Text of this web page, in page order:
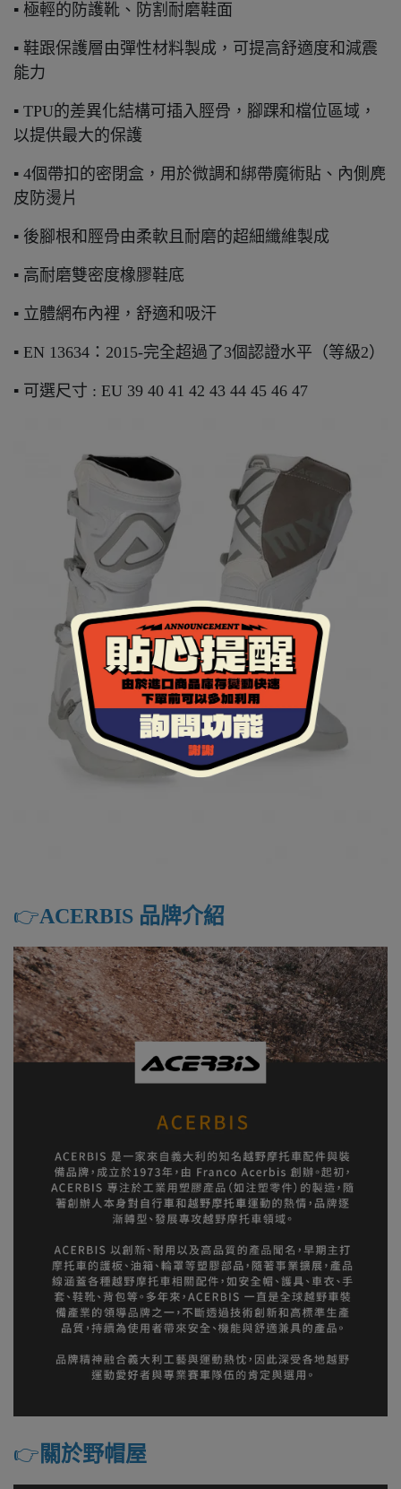
▪ 極輕的防護靴、防割耐磨鞋面
▪ 鞋跟保護層由彈性材料製成，可提高舒適度和減震
能力
▪ TPU的差異化結構可插入脛骨，腳踝和檔位區域，
以提供最大的保護
▪ 4個帶扣的密閉盒，用於微調和綁帶魔術貼、內側麂
皮防燙片
▪ 後腳根和脛骨由柔軟且耐磨的超細纖維製成
▪ 高耐磨雙密度橡膠鞋底
▪ 立體網布內裡，舒適和吸汗
▪ EN 13634：2015-完全超過了3個認證水平（等級2）
▪ 可選尺寸 : EU 39 40 41 42 43 44 45 46 47
👉️ACERBIS 品牌介紹
👉️ 關於野帽屋